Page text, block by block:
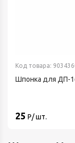
Код товара:
Шпонка для ДП-
25 Р/ шт.